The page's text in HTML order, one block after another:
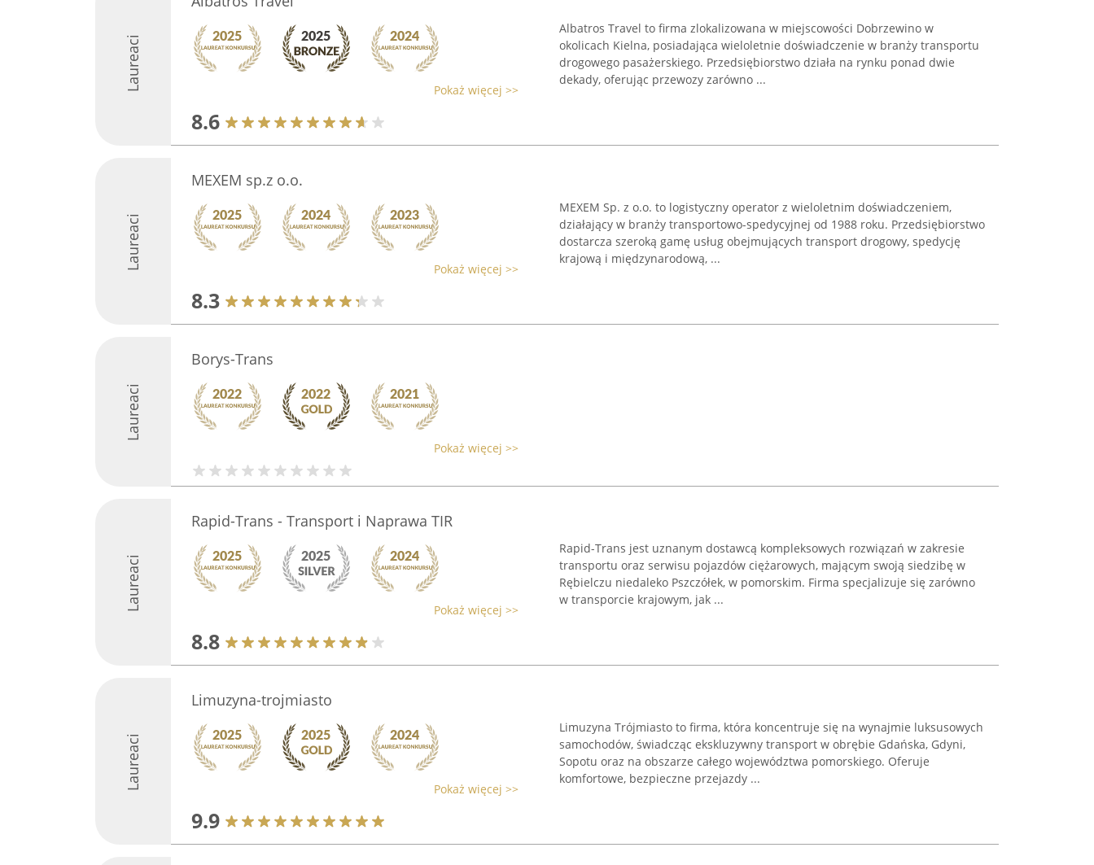
Laureaci Pokaż więcej >>
8.6
Albatros Travel to firma zlokalizowana w miejscowości Dobrzewino w
okolicach Kielna, posiadająca wieloletnie doświadczenie w branży transportu
drogowego pasażerskiego. Przedsiębiorstwo działa na rynku ponad dwie
dekady, oferując przewozy zarówno ...
Laureaci
MEXEM sp.z o.o.
Pokaż więcej >>
8.3
MEXEM Sp. z o.o. to logistyczny operator z wieloletnim doświadczeniem,
działający w branży transportowo-spedycyjnej od 1988 roku. Przedsiębiorstwo
dostarcza szeroką gamę usług obejmujących transport drogowy, spedycję
krajową i międzynarodową, ...
Laureaci
Borys-Trans
Pokaż więcej >>
Laureaci
Rapid-Trans - Transport i Naprawa TIR
Pokaż więcej >>
8.8
Rapid-Trans jest uznanym dostawcą kompleksowych rozwiązań w zakresie
transportu oraz serwisu pojazdów ciężarowych, mającym swoją siedzibę w
Rębielczu niedaleko Pszczółek, w pomorskim. Firma specjalizuje się zarówno
w transporcie krajowym, jak ...
Laureaci
Limuzyna-trojmiasto
Pokaż więcej >>
9.9
Limuzyna Trójmiasto to firma, która koncentruje się na wynajmie luksusowych
samochodów, świadcząc ekskluzywny transport w obrębie Gdańska, Gdyni,
Sopotu oraz na obszarze całego województwa pomorskiego. Oferuje
komfortowe, bezpieczne przejazdy ...